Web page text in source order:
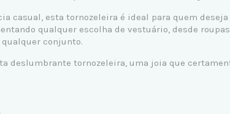
casual, esta tornozeleira é ideal para quem
qualquer escolha de vestuário, desde
conjunto.
deslumbrante tornozeleira, uma joia que